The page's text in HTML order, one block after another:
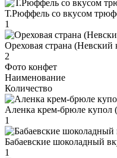
Т.Рюффель со вкусом
1
Ореховая страна (Невский
2
Фото конфет
Наименование
Количество
Аленка крем-брюле купол
1
Бабаевские шоколадный
1